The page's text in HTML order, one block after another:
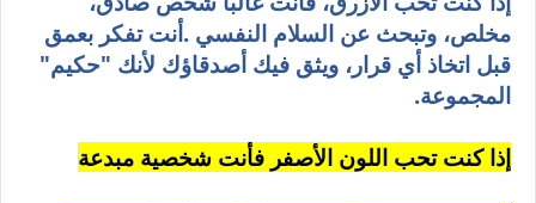
مخلص، وتبحث عن السلام النفسي .أنت تفكر بعمق
قبل اتخاذ أي قرار، ويثق فيك أصدقاؤك لأنك "حكيم"
المجموعة.
إذا كنت تحب اللون الأصفر فأنت شخصية مبدعة